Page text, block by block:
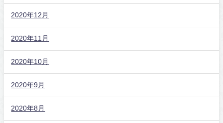
2020年12月
2020年11月
2020年10月
2020年9月
2020年8月